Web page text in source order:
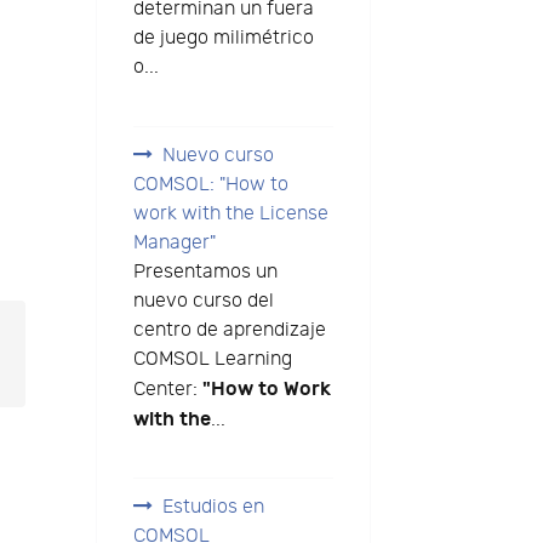
determinan un fuera
de juego milimétrico
o...
Nuevo curso
COMSOL: "How to
work with the License
Manager"
Presentamos un
nuevo curso del
centro de aprendizaje
COMSOL Learning
Center: "How to Work
with the...
Estudios en
COMSOL